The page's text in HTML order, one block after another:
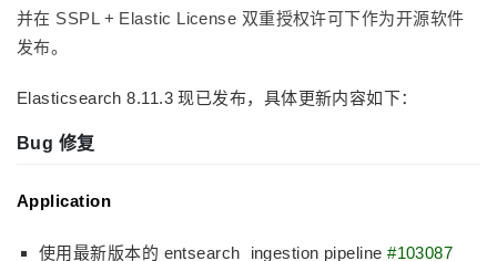
并在 SSPL + Elastic License 双重授权许可下作为开源软件
发布。
Elasticsearch 8.11.3 现已发布，具体更新内容如下：
Bug 修复
Application
使用最新版本的 entsearch ingestion pipeline#103087